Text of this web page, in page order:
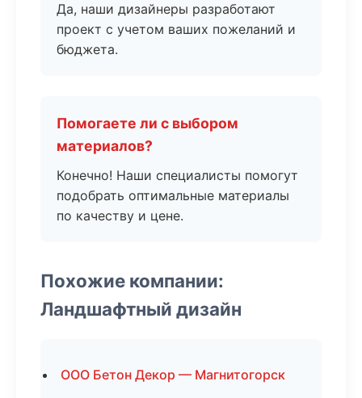
Да, наши дизайнеры разработают
проект с учетом ваших пожеланий и
бюджета.
Помогаете ли с выбором
материалов?
Конечно! Наши специалисты помогут
подобрать оптимальные материалы
по качеству и цене.
Похожие компании:
Ландшафтный дизайн
ООО Бетон Декор — Магнитогорск